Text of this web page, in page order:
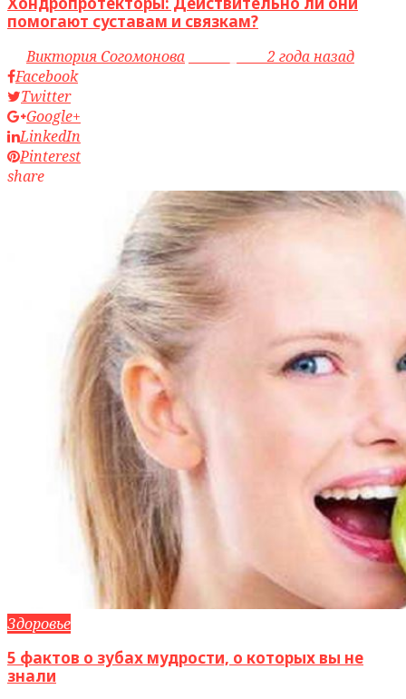
помогают суставам и связкам?
byВиктория Согомонова access_time2 года назад
Facebook
Twitter
Google+
LinkedIn
Pinterest
share
Здоровье
5 фактов о зубах мудрости, о которых вы не
знали